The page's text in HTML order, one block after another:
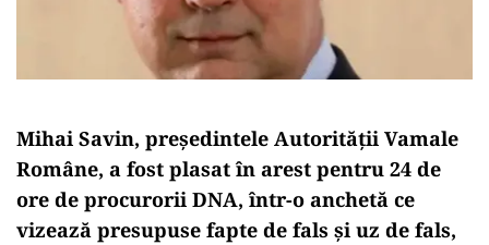
Mihai Savin, președintele Autorității Vamale
Române, a fost plasat în arest pentru 24 de
ore de procurorii DNA, într-o anchetă ce
vizează presupuse fapte de fals și uz de fals,